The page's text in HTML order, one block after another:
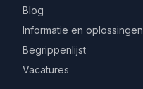
Blog
Informatie en oplossingen
Begrippenlijst
Vacatures